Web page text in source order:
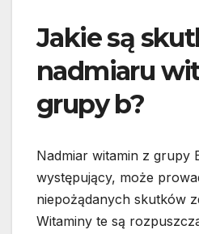
Jakie są
nadmiaru
grupy b?
Nadmiar witamin z grupy
występujący, może
niepożądanych skutków
Witaminy te są